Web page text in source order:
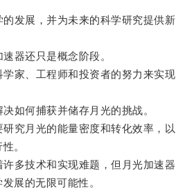
发展，并为未来的科学研究提供新
还只是概念阶段。
家、工程师和投资者的努力来实现
何捕获并储存月光的挑战。
月光的能量密度和转化效率，以
。
技术和实现难题，但月光加速器
展的无限可能性。